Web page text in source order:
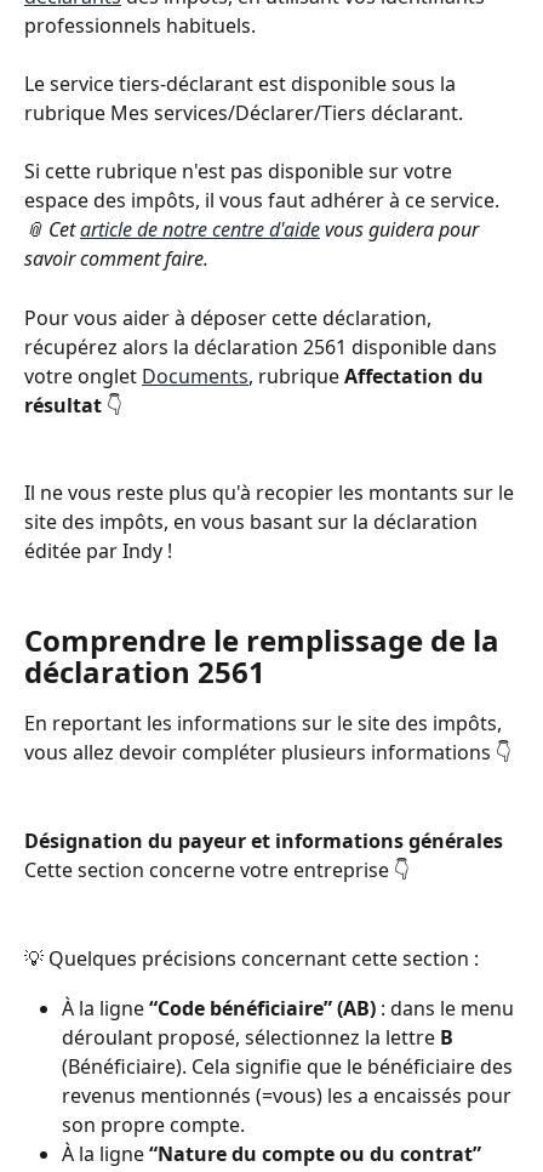
professionnels habituels.
Le service tiers-déclarant est disponible sous la
rubrique Mes services/Déclarer/Tiers déclarant.
Si cette rubrique n'est pas disponible sur votre
espace des impôts, il vous faut adhérer à ce service.
📎 Cet article de notre centre d'aide vous guidera pour
savoir comment faire.
Pour vous aider à déposer cette déclaration,
récupérez alors la déclaration 2561 disponible dans
votre onglet Documents, rubrique Affectation du
résultat 👇
Il ne vous reste plus qu'à recopier les montants sur le
site des impôts, en vous basant sur la déclaration
éditée par Indy !
Comprendre le remplissage de la
déclaration 2561
En reportant les informations sur le site des impôts,
vous allez devoir compléter plusieurs informations 👇
Désignation du payeur et informations générales
Cette section concerne votre entreprise 👇
💡 Quelques précisions concernant cette section :
À la ligne “Code bénéficiaire” (AB) : dans le menu
déroulant proposé, sélectionnez la lettre B
(Bénéficiaire). Cela signifie que le bénéficiaire des
revenus mentionnés (=vous) les a encaissés pour
son propre compte.
À la ligne “Nature du compte ou du contrat”